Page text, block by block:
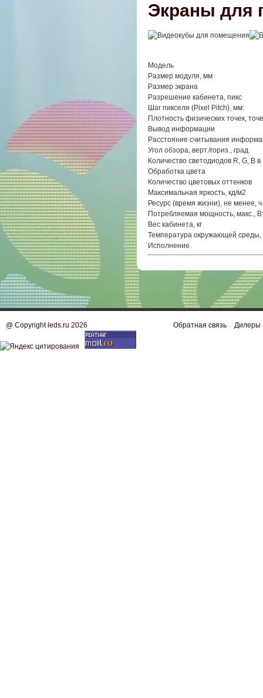
Экраны для
Модель
Размер модуля, мм
Размер экрана
Разрешение кабинета, пикс
Шаг пикселя (Pixel Pitch), мм:
Плотность физических точек,
Вывод информации
Расстояние считывания
Угол обзора, верт./гориз., град.
Количество светодиодов R, G, B в
Обработка цвета
Количество цветовых оттенков
Максимальная яркость, кд/м2
Ресурс (время жизни), не менее, ч
Потребляемая мощность, макс.,
Вес кабинета, кг
Температура окружающей среды,
Исполнение
@ Copyright leds.ru 2026 Обратная связь Дилеры